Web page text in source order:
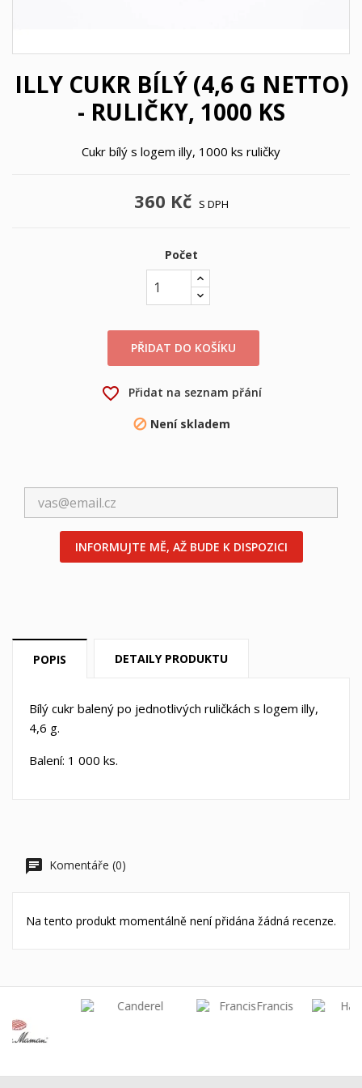
ILLY CUKR BÍLÝ (4,6 G NETTO)
- RULIČKY, 1000 KS
Cukr bílý s logem illy, 1000 ks ruličky
360 Kč S DPH
Počet
PŘIDAT DO KOŠÍKU
favorite_border Přidat na seznam přání
 Není skladem
INFORMUJTE MĚ, AŽ BUDE K DISPOZICI
POPIS DETAILY PRODUKTU
Bílý cukr balený po jednotlivých ruličkách s logem illy,
4,6 g.
Balení: 1 000 ks.
Komentáře (0)
Na tento produkt momentálně není přidána žádná recenze.
add_circle_outline Vytvořit nový seznam
Vytvořit seznam přání
Zrušit Vytvořit seznam přání
Přihlásit se
svého seznamu přání.
Zrušit Přihlásit se